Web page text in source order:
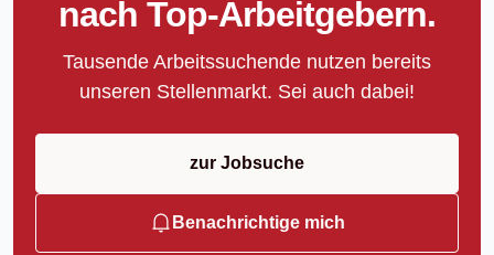
nach Top-Arbeitgebern.
Tausende Arbeitssuchende nutzen bereits
unseren Stellenmarkt. Sei auch dabei!
zur Jobsuche
Benachrichtige mich